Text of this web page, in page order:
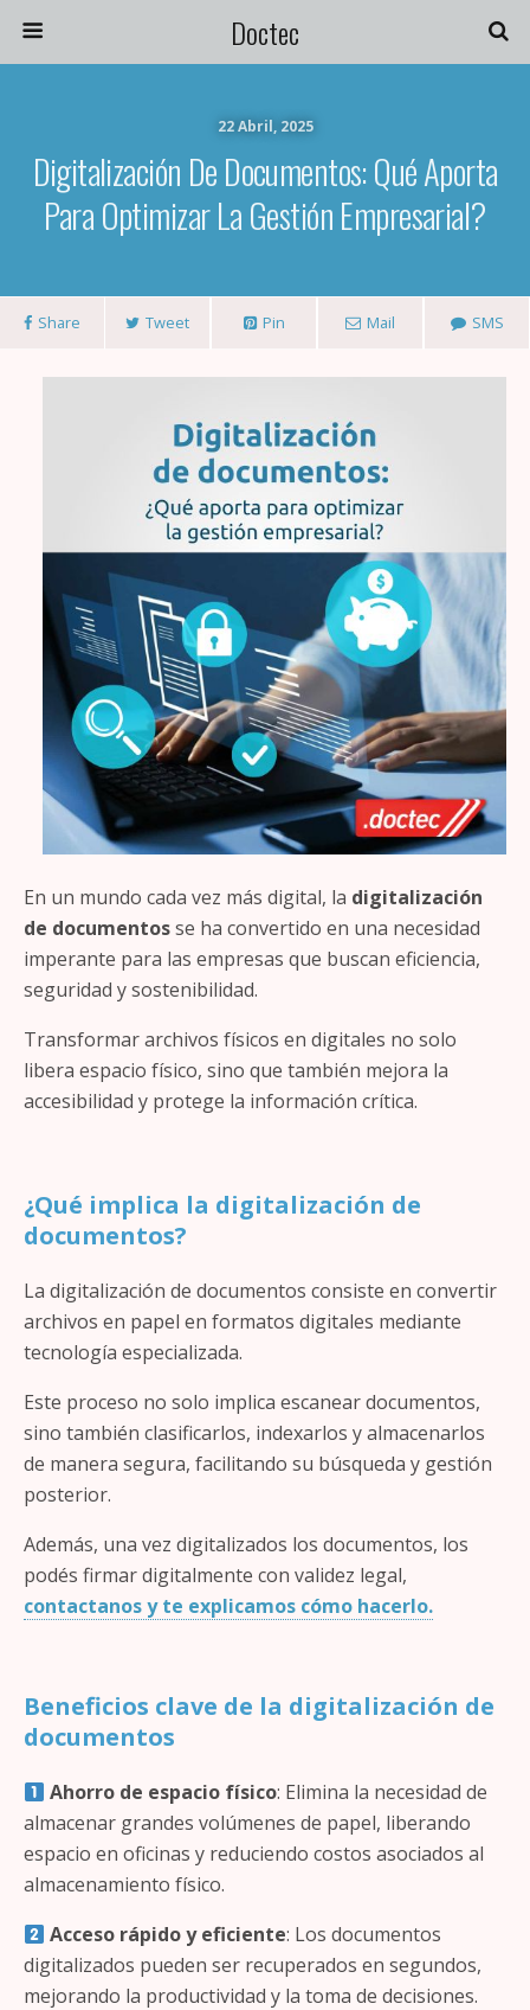
Doctec
22 Abril, 2025
Digitalización De Documentos: Qué Aporta
Para Optimizar La Gestión Empresarial?
Share Tweet Pin Mail SMS
En un mundo cada vez más digital, la digitalización
de documentosse ha convertido en una necesidad
imperante para las empresas que buscan eficiencia,
seguridad y sostenibilidad.
Transformar archivos físicos en digitales no solo
libera espacio físico, sino que también mejora la
accesibilidad y protege la información crítica.
¿Qué implica la digitalización de
documentos?
La digitalización de documentos consiste en convertir
archivos en papel en formatos digitales mediante
tecnología especializada.
Este proceso no solo implica escanear documentos,
sino también clasificarlos, indexarlos y almacenarlos
de manera segura, facilitando su búsqueda y gestión
posterior.
Además, una vez digitalizados los documentos, los
podés firmar digitalmente con validez legal,
contactanos y te explicamos cómo hacerlo.
Beneficios clave de la digitalización de
documentos
Ahorro de espacio físico: Elimina la necesidad de
almacenar grandes volúmenes de papel, liberando
espacio en oficinas y reduciendo costos asociados al
almacenamiento físico.
Acceso rápido y eficiente: Los documentos
digitalizados pueden ser recuperados en segundos,
mejorando la productividad y la toma de decisiones.